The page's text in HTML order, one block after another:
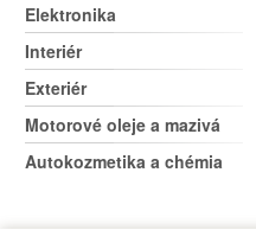
Elektronika
Interiér
Exteriér
Motorové oleje a mazivá
Autokozmetika a chémia